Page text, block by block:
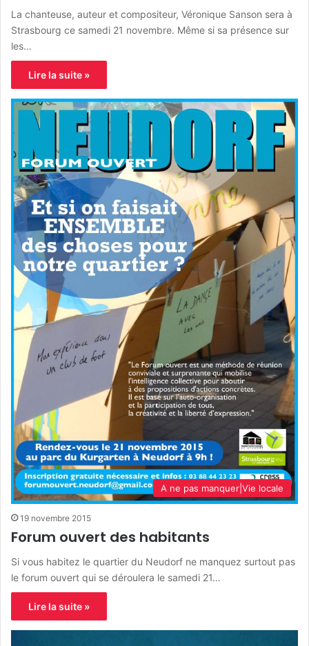
La chanteuse, auteur et compositeur, Véronique Sanson sera à
Strasbourg ce samedi 21 novembre. Même si sa présence sur
les…
Lire la suite »
A ne pas manquer|Vie locale
19 novembre 2015
Forum ouvert des habitants
Si vous habitez le quartier du Neudorf ne manquez surtout pas
le forum ouvert qui se déroulera le samedi 21…
Lire la suite »